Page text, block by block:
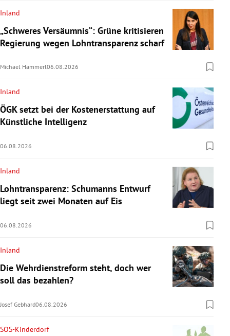
Inland
„Schweres Versäumnis“: Grüne kritisieren
Regierung wegen Lohntransparenz scharf
Michael Hammerl06.08.2026
Inland
ÖGK setzt bei der Kostenerstattung auf
Künstliche Intelligenz
06.08.2026
Inland
Lohntransparenz: Schumanns Entwurf
liegt seit zwei Monaten auf Eis
06.08.2026
Inland
Die Wehrdienstreform steht, doch wer
soll das bezahlen?
Josef Gebhard06.08.2026
SOS-Kinderdorf